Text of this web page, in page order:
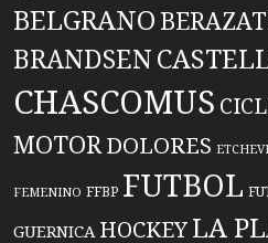
BELGRANO
BRANDSEN
CHASCOMUS
MOTORDOLORES
FEMENINO FFBP FUTBOL
GUERNICA HOCKEYLA